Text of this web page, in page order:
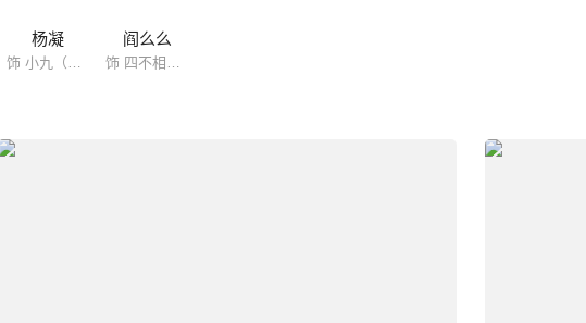
杨凝 阎么么